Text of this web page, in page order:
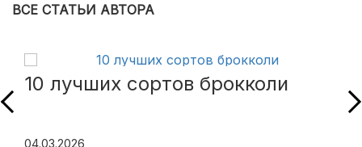
ВСЕ СТАТЬИ АВТОРА
10 лучших сортов брокколи
04.03.2026